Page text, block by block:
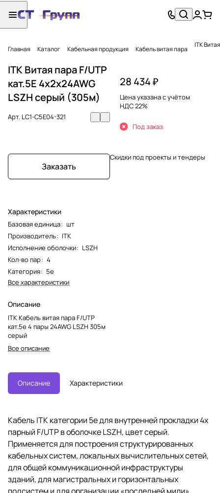
Главная Каталог Кабельная продукция Кабель витая пара ITK
ITK Витая пара F/UTP
кат.5E 4x2х24AWG
LSZH серый (305м)
Арт. LC1-C5E04-321
Заказать
Характеристики
Базовая единица: шт
Производитель: ITK
Исполнение оболочки: LSZH
Кол-во пар: 4
Категория: 5e
Все характеристики
Описание
ITK Кабель витая пара F/UTP
кат.5е 4 пары 24AWG LSZH 305м
серый
Все описание
28 434 ₽
Цена указана с учётом
НДС 22%
Под заказ
Скидки под проекты и тендеры
Описание Характеристики
Кабель ITK категории 5е для внутренней прокладки 4х
парный F/UTP в оболочке LSZH, цвет серый.
Применяется для построения структурированных
кабельных систем, локальных вычислительных сетей,
для общей коммуникационной инфраструктуры
зданий, для магистральных и горизонтальных